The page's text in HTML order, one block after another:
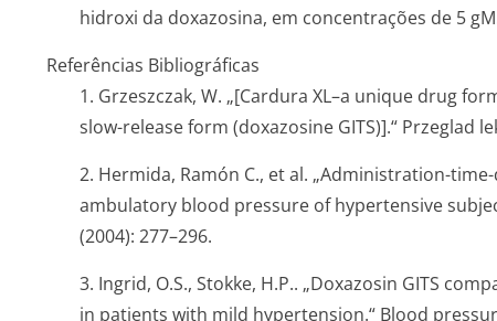
hidroxi da doxazosina, em concentrações de 5
Referências Bibliográficas
1. Grzeszczak, W. „[Cardura XL–a unique drug
slow-release form (doxazosine GITS)].“ Przeglad
2. Hermida, Ramón C., et al. „Administration-
ambulatory blood pressure of hypertensive
(2004): 277–296.
3. Ingrid, O.S., Stokke, H.P.. „Doxazosin GITS
in patients with mild hypertension.“ Blood